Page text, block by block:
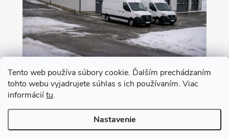
Tento web používa súbory cookie. Ďalším prechádzaním
tohto webu vyjadrujete súhlas s ich používaním. Viac
informáciítu.
Nastavenie
Nákup na leasing s 0% akontáciou
Copyright 2026MANTECH. Všetky práva vyhradené.Upraviť nastavenie